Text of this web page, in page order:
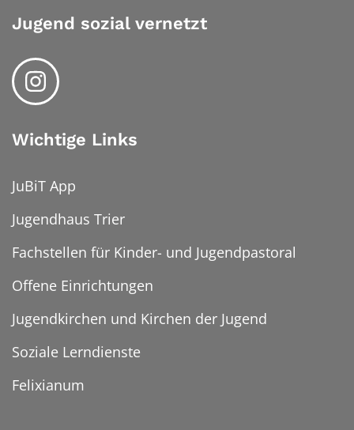
Jugend sozial vernetzt
Wichtige Links
JuBiT App
Jugendhaus Trier
Fachstellen für Kinder- und Jugendpastoral
Offene Einrichtungen
Jugendkirchen und Kirchen der Jugend
Soziale Lerndienste
Felixianum